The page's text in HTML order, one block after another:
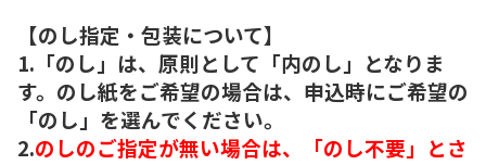
【のし指定・包装について】
1.「のし」は、原則として「内のし」となりま
す。のし紙をご希望の場合は、申込時にご希望の
「のし」を選んでください。
2.のしのご指定が無い場合は、「のし不要」とさ